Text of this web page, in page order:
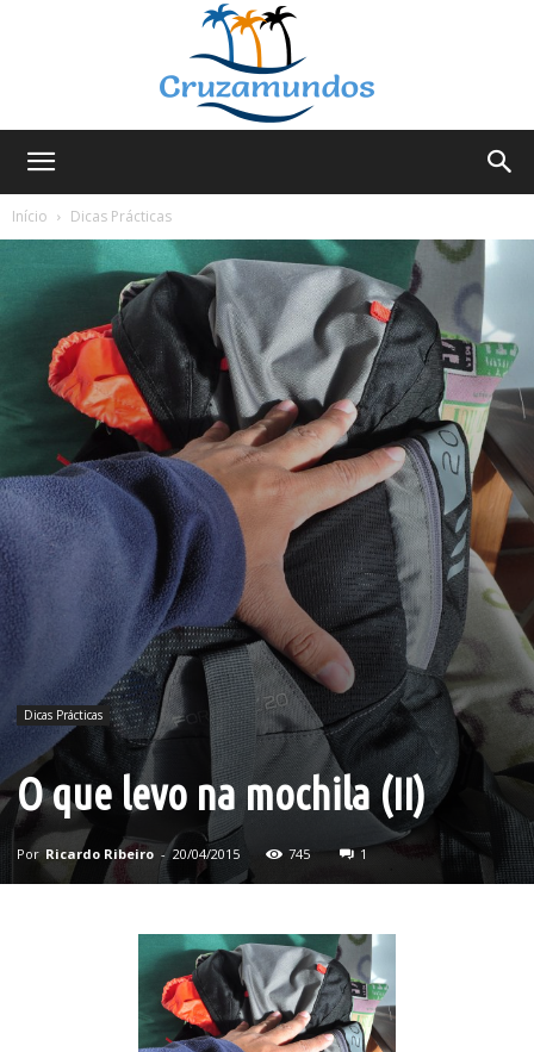
Início
Dicas Prácticas
Dicas Prácticas
O que levo na mochila (II)
Por Ricardo Ribeiro - 20/04/2015 745 1